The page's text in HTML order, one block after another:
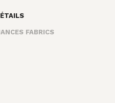
FABRICS